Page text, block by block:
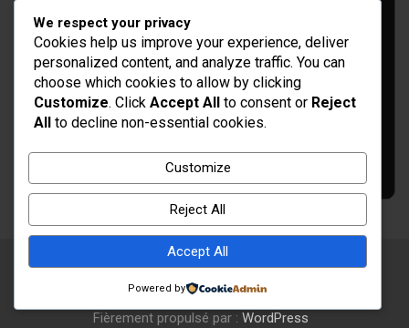
Conseil bricolage et jardinage
Choix d'outillage et de matériaux
Copyright © 2026Rénovation et Décoration
Thème par :Theme Horse
Fièrement propulsé par : WordPress
We respect your privacy
Cookies help us improve your experience, deliver
personalized content, and analyze traffic. You can
choose which cookies to allow by clicking
Customize. Click Accept All to consent or Reject
All to decline non-essential cookies.
Customize
Reject All
Accept All
Powered by